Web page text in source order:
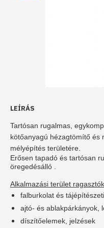
LEÍRÁS
Tartósan rugalmas,
kötőanyagú hézagtömítő és
mélyépítés területére.
Erősen tapadó és tartósan
öregedésálló .
Alkalmazási terület
falburkolat és
ajtó- és ablakpárkányok,
díszítőelemek, jelzések